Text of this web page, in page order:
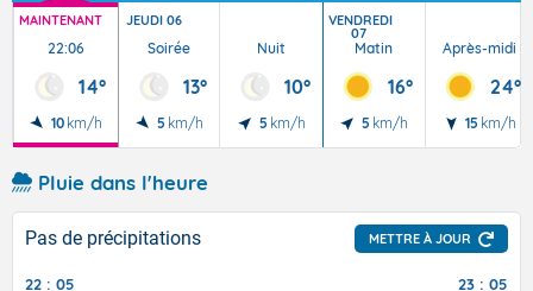
MAINTENANT
22:06
14°
10 km/h
JEUDI 06
Soirée
13°
5 km/h
Nuit
10°
5 km/h
VENDREDI
07
Matin
16°
5 km/h
Après-midi
24°
15 km/h
Pluie dans l'heure
Pas de précipitations METTRE À JOUR
22 : 05 23 : 05